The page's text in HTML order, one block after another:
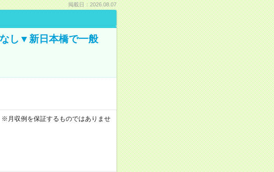
掲載日：2026.08.07
し▼新日本橋で一般
収例を保証するものではありませ